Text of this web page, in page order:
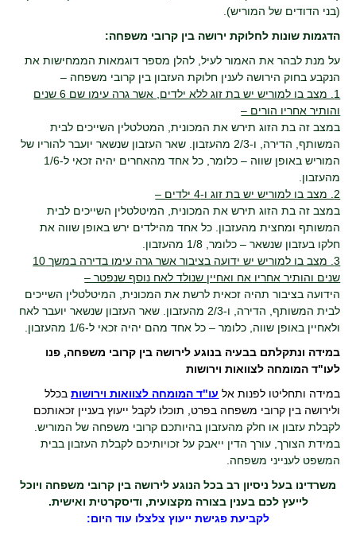
(בני הדודים של המוריש).
הדגמות שונות לחלוקת ירושה בין קרובי משפחה:
על מנת לבהר את האמור לעיל, להלן מספר דוגמאות הממחישות את
הנקבע בחוק הירושה לענין חלוקת העזבון בין קרובי משפחה –
1. מצב בו למוריש יש בת זוג ללא ילדים, אשר גרה עימו שם 6 שנים
והותיר אחריו הורים –
במצב זה בת הזוג תירש את המכונית, המטלטלין השייכים לבית
המשותף, הדירה, ו-2/3 מהעזבון. שאר העזבון שנשאר יועבר להוריו של
המוריש באופן שווה – כלומר, כל אחד מהאחרים יהיה זכאי ל-1/6
מהעזבון.
2. מצב בו למוריש יש בת זוג ו-4 ילדים –
במצב זה בת הזוג תירש את המכונית, המיטלטלין השייכים לבית
המשותף ומחצית מהעזבון. כל אחד מהילדים ירש באופן שווה את
חלקו בעזבון שנשאר – כלומר, 1/8 מהעזבון.
3. מצב בו למוריש יש ידועה בציבור אשר גרה עימו בדירה במשך 10
שנים והותיר אחריו אח ואחיין שנולד לאח נוסף שנפטר –
הידועה בציבור תהיה זכאית לרשת את המכונית, המיטלטלין השייכים
לבית המשותף, הדירה, ו-2/3 מהעזבון. שאר העזבון שנשאר יועבר לאח
ולאחיין באופן שווה, כלומר – כל אחד מהם יהיה זכאי ל-1/6 מהעזבון.
במידה ונתקלתם בבעיה בנוגע לירושה בין קרובי משפחה, פנו
לעו"ד המומחה לצוואות וירושות
במידה ותחליטו לפנות אל עו"ד המומחה לצוואות וירושותבכלל
ולירושה בין קרובי משפחה בפרט, תוכלו לקבל ייעוץ בעניין זכאותכם
לקבלת עזבון או חלק מהעזבון בהיותכם קרובי משפחה של המוריש.
במידת הצורך, עורך הדין ייאבק על זכויותיכם לקבלת העזבון בבית
המשפט לענייני משפחה.
משרדינו בעל ניסיון רב בכל הנוגע לירושה בין קרובי משפחה ויוכל
לייעץ לכם בענין בצורה מקצועית, ודיסקרטית ואישית.
לקביעת פגישת ייעוץ צלצלו עוד היום: